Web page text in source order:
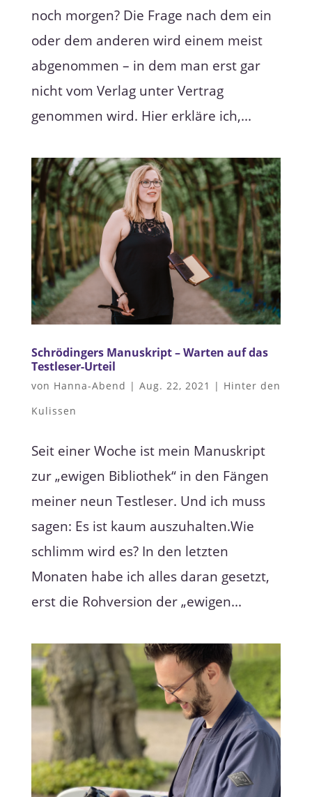
noch morgen? Die Frage nach dem ein
oder dem anderen wird einem meist
abgenommen – in dem man erst gar
nicht vom Verlag unter Vertrag
genommen wird. Hier erkläre ich,...
Schrödingers Manuskript – Warten auf das
Testleser-Urteil
von Hanna-Abend | Aug. 22, 2021 | Hinter den
Kulissen
Seit einer Woche ist mein Manuskript
zur „ewigen Bibliothek“ in den Fängen
meiner neun Testleser. Und ich muss
sagen: Es ist kaum auszuhalten.Wie
schlimm wird es? In den letzten
Monaten habe ich alles daran gesetzt,
erst die Rohversion der „ewigen...